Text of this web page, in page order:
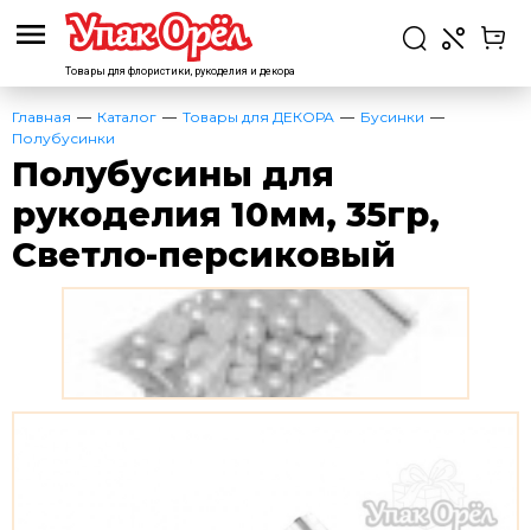
Товары для флористики, рукоделия и декора
Главная Каталог Товары для ДЕКОРА
Бусинки
Полубусинки
Полубусины для
рукоделия 10мм, 35гр,
Светло-персиковый